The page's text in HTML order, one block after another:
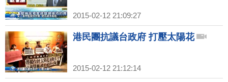
2015-02-12 21:09:27
港民團抗議台政府 打壓太陽花
2015-02-12 21:12:14